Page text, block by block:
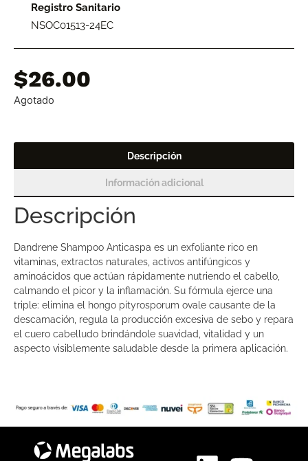
Registro Sanitario
NSOC01513-24EC
$26.00
Agotado
Descripción
Información adicional
Descripción
Dandrene Shampoo Anticaspa es un exfoliante rico en
vitaminas, extractos naturales, activos antifúngicos y
aminoácidos que actúan rápidamente nutriendo el cabello,
calmando el picor y la inflamación. Su fórmula ejerce una
triple: elimina el hongo pityrosporum ovale causante de la
descamación, regula la producción excesiva de sebo y repara
el cuero cabelludo brindándole suavidad, vitalidad y un
aspecto visiblemente saludable desde la primera aplicación.